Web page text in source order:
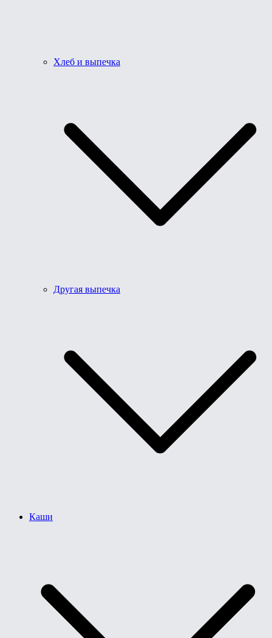
Хлеб и выпечка
Другая выпечка
Каши